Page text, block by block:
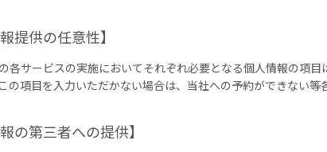
提供の任意性】
各サービスの実施においてそれぞれ必要となる個人情報の項
の項目を入力いただかない場合は、当社への予約ができない等
の第三者への提供】